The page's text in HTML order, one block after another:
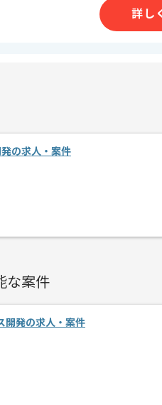
ジャイル開発手法に関する知見
表や記事(社内向け技術ブログ等)に
の経験
に似た経験やスキルをお持ちであれば申
準時間
140時間〜180時間
数
1回
詳し
の求人・案件
な案件
開発の求人・案件